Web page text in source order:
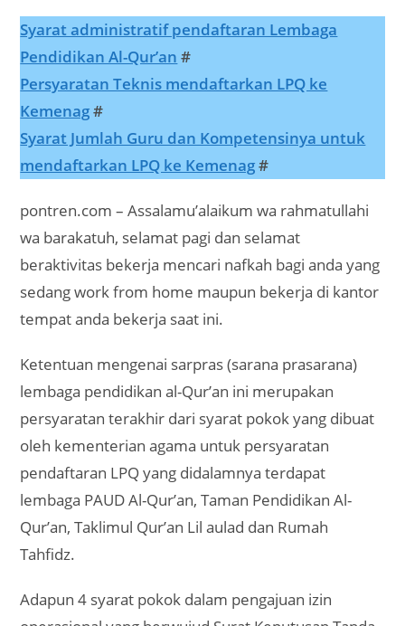
Syarat administratif pendaftaran Lembaga
Pendidikan Al-Qur’an #
Persyaratan Teknis mendaftarkan LPQ ke
Kemenag#
Syarat Jumlah Guru dan Kompetensinya untuk
mendaftarkan LPQ ke Kemenag#
pontren.com – Assalamu’alaikum wa rahmatullahi
wa barakatuh, selamat pagi dan selamat
beraktivitas bekerja mencari nafkah bagi anda yang
sedang work from home maupun bekerja di kantor
tempat anda bekerja saat ini.
Ketentuan mengenai sarpras (sarana prasarana)
lembaga pendidikan al-Qur’an ini merupakan
persyaratan terakhir dari syarat pokok yang dibuat
oleh kementerian agama untuk persyaratan
pendaftaran LPQ yang didalamnya terdapat
lembaga PAUD Al-Qur’an, Taman Pendidikan Al-
Qur’an, Taklimul Qur’an Lil aulad dan Rumah
Tahfidz.
Adapun 4 syarat pokok dalam pengajuan izin